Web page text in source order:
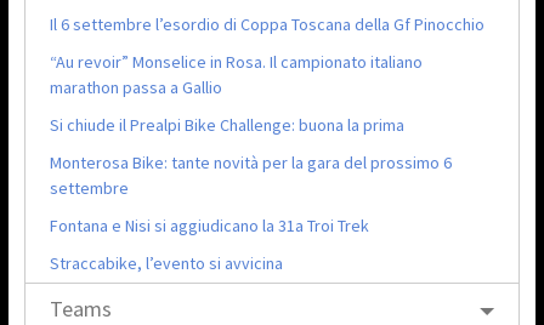
Il 6 settembre l’esordio di Coppa Toscana della Gf Pinocchio
“Au revoir” Monselice in Rosa. Il campionato italiano
marathon passa a Gallio
Si chiude il Prealpi Bike Challenge: buona la prima
Monterosa Bike: tante novità per la gara del prossimo 6
settembre
Fontana e Nisi si aggiudicano la 31a Troi Trek
Straccabike, l’evento si avvicina
Teams